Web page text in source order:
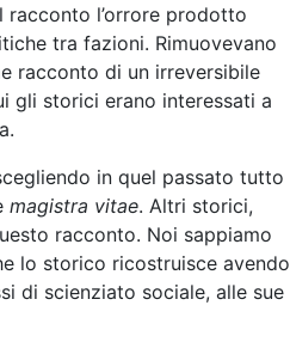
racconto l’orrore prodotto
tra fazioni. Rimuovevano
racconto di un irreversibile
gli storici erano interessati a
in quel passato tutto
magistra vitae. Altri storici,
racconto. Noi sappiamo
lo storico ricostruisce avendo
di scienziato sociale, alle sue